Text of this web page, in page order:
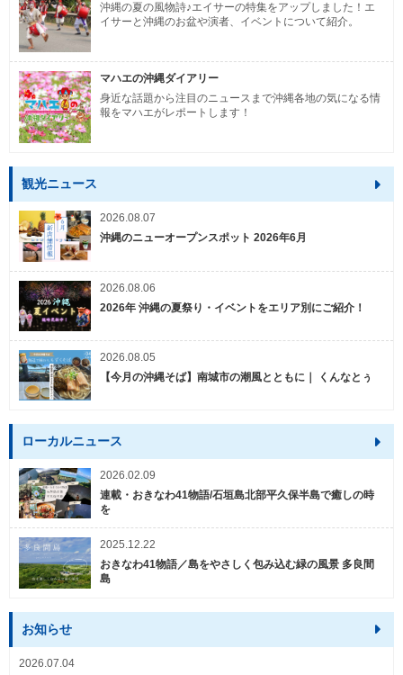
沖縄の夏の風物詩♪エイサーの特集をアップしました！エ
イサーと沖縄のお盆や演者、イベントについて紹介。
マハエの沖縄ダイアリー
身近な話題から注目のニュースまで沖縄各地の気になる情
報をマハエがレポートします！
観光ニュース
2026.08.07
沖縄のニューオープンスポット 2026年6月
2026.08.06
2026年 沖縄の夏祭り・イベントをエリア別にご紹介！
2026.08.05
【今月の沖縄そば】南城市の潮風とともに｜ くんなとぅ
ローカルニュース
2026.02.09
連載・おきなわ41物語/石垣島北部平久保半島で癒しの時
を
2025.12.22
おきなわ41物語／島をやさしく包み込む緑の風景 多良間
島
お知らせ
2026.07.04